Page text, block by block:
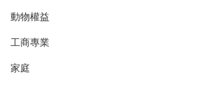
動物權益
工商專業
家庭